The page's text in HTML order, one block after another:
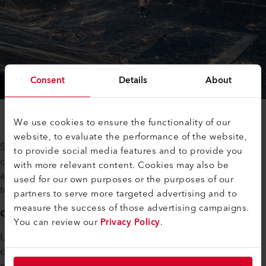
Consent Details About
We use cookies to ensure the functionality of our
website, to evaluate the performance of the website,
to provide social media features and to provide you
with more relevant content. Cookies may also be
used for our own purposes or the purposes of our
partners to serve more targeted advertising and to
measure the success of those advertising campaigns.
You can review ourPrivacy Policy.
Siamo in tre: io sono il CEO e mi occupo di tutti gli aspetti
commerciali e finanziari, mentre i miei soci lavorano insieme
a me nei cantieri. Se necessario, assumiamo dipendenti a
tempo determinato per progetti più grandi.
Che macchine utilizzate per saldare le geomembrane?
Usiamo esclusivamente saldatrici e utensili Leister. Fin
dall’inizio ci siamo dotati di una linea completa di saldatrici,